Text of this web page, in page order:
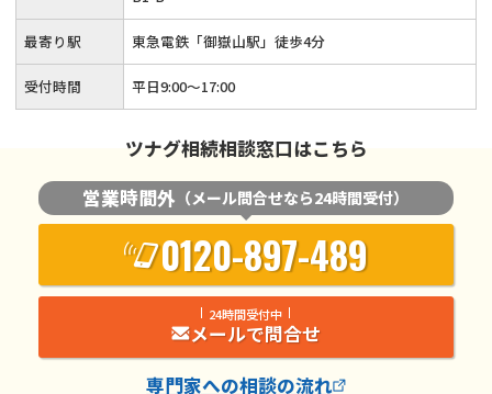
最寄り駅 東急電鉄「御嶽山駅」徒歩4分
受付時間 平日9:00〜17:00
ツナグ相続相談窓口はこちら
営業時間外 （メール問合せなら24時間受付）
0120-897-489
24時間受付中
メールで問合せ
専門家への相談の流れ